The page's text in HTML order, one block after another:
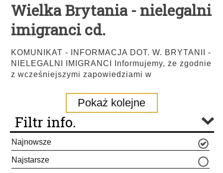
Wielka Brytania - nielegalni
imigranci cd.
KOMUNIKAT - INFORMACJA DOT. W. BRYTANII -
NIELEGALNI IMIGRANCI Informujemy, że zgodnie
z wcześniejszymi zapowiedziami w
Pokaż kolejne
Filtr info.
Najnowsze
Najstarsze